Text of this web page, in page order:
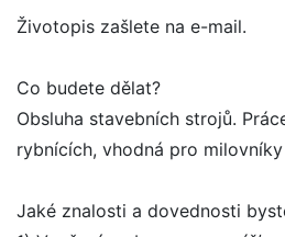
Životopis zašlete na e-mail.
Co budete dělat?
Obsluha stavebních strojů.
rybnících, vhodná pro
Jaké znalosti a dovednosti